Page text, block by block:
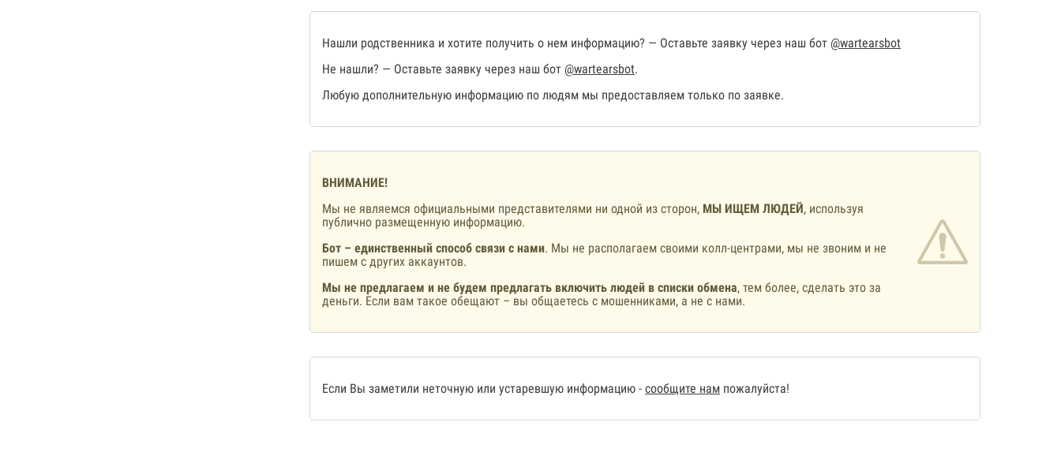
Нашли родственника и хотите получить о нем информацию? — Оставьте заявку через наш бот @wartearsbot
Не нашли? — Оставьте заявку через наш бот @wartearsbot.
Любую дополнительную информацию по людям мы предоставляем только по заявке.
ВНИМАНИЕ!
Мы не являемся официальными представителями ни одной из сторон, МЫ ИЩЕМ ЛЮДЕЙ, используя
публично размещенную информацию.
Бот – единственный способ связи с нами. Мы не располагаем своими колл-центрами, мы не звоним и не
пишем с других аккаунтов.
Мы не предлагаем и не будем предлагать включить людей в списки обмена, тем более, сделать это за
деньги. Если вам такое обещают – вы общаетесь с мошенниками, а не с нами.
Если Вы заметили неточную или устаревшую информацию - сообщите нам пожалуйста!